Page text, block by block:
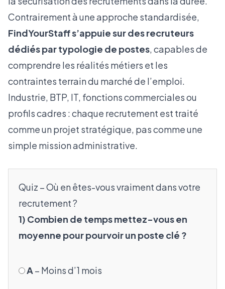
Contrairement à une approche standardisée,
FindYourStaff s’appuie sur des recruteurs
dédiés par typologie de postes, capables de
comprendre les réalités métiers et les
contraintes terrain du marché de l’emploi.
Industrie, BTP, IT, fonctions commerciales ou
profils cadres : chaque recrutement est traité
comme un projet stratégique, pas comme une
simple mission administrative.
Quiz – Où en êtes-vous vraiment dans votre
recrutement ?
1) Combien de temps mettez-vous en
moyenne pour pourvoir un poste clé ?
A – Moins d’1 mois